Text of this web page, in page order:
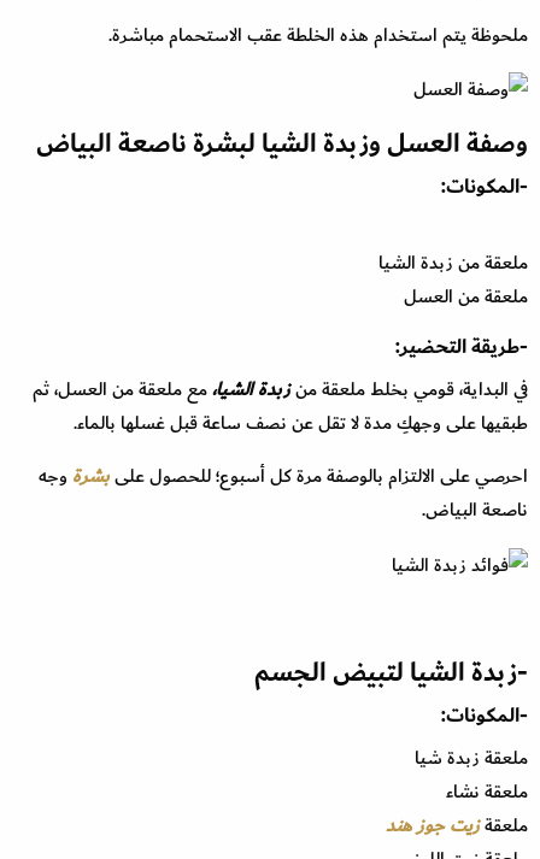
ملحوظة يتم استخدام هذه الخلطة عقب الاستحمام مباشرة.
وصفة العسل وزبدة الشيا لبشرة ناصعة البياض
-المكونات:
ملعقة من زبدة الشيا
ملعقة من العسل
-طريقة التحضير:
في البداية، قومي بخلط ملعقة منزبدة الشيا،مع ملعقة من العسل، ثم
طبقيها على وجهكِ مدة لا تقل عن نصف ساعة قبل غسلها بالماء.
احرصي على الالتزام بالوصفة مرة كل أسبوع؛ للحصول علىبشرة وجه
ناصعة البياض.
-زبدة الشيا لتبيض الجسم
-المكونات:
ملعقة زبدة شيا
ملعقة نشاء
ملعقةزيت جوز هند